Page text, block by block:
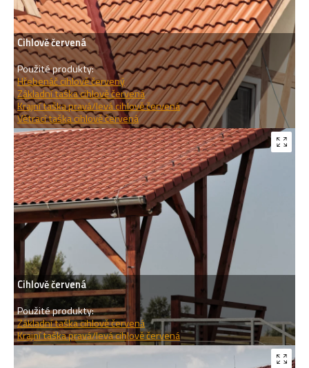
Cihlově červená
Použité produkty:
Hřebenáč cihlově červený
Základní taška cihlově červená
Krajní taška pravá/levá cihlově červená
Větrací taška cihlově červená
Cihlově červená
Použité produkty:
Základní taška cihlově červená
Krajní taška pravá/levá cihlově červená